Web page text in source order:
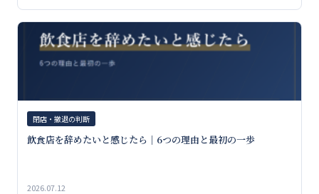
閉店・撤退の判断
飲食店を辞めたいと感じたら｜6つの理由と最初の一歩
2026.07.12